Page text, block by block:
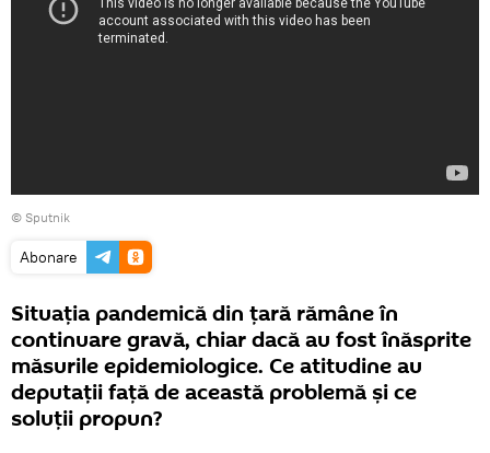
© Sputnik
Abonare
Situația pandemică din țară rămâne în
continuare gravă, chiar dacă au fost înăsprite
măsurile epidemiologice. Ce atitudine au
deputații față de această problemă și ce
soluții propun?